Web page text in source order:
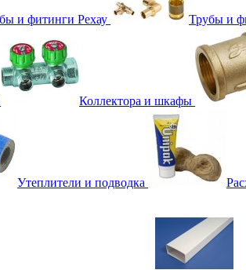
и фитинги Рехау Трубы и
Коллектора и шкафы
Утеплители и подводка